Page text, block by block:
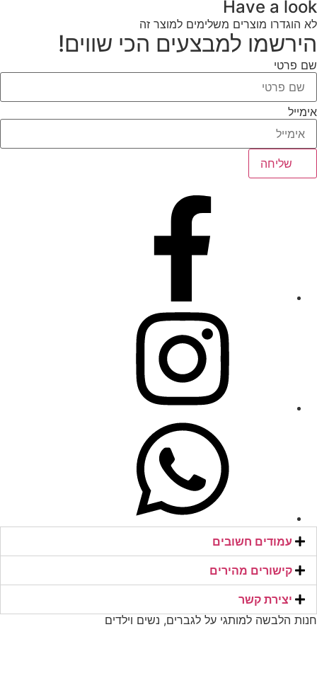
Have a look
לא הוגדרו מוצרים משלימים למוצר זה
הירשמו למבצעים הכי שווים!
שם פרטי
אימייל
שליחה
עמודים חשובים
קישורים מהירים​
יצירת קשר​
חנות הלבשה למותגי על לגברים, נשים וילדים